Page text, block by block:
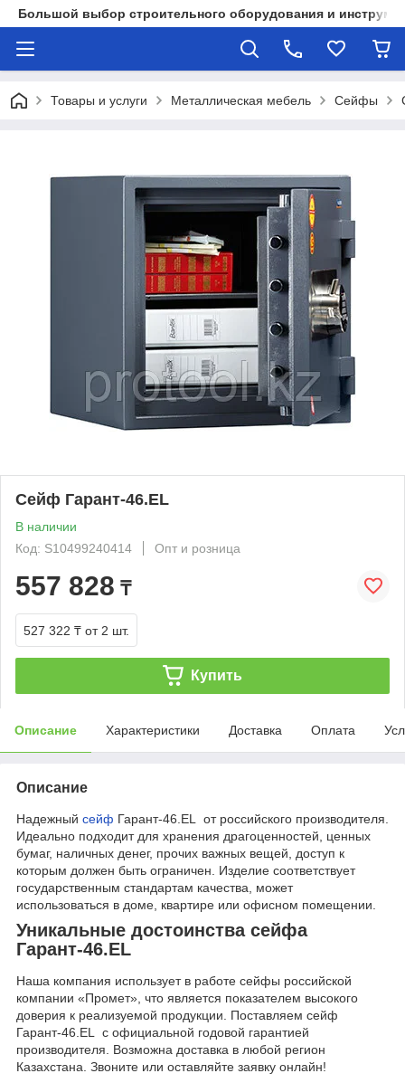
Большой выбор строительного оборудования и
Товары и услуги Металлическая мебель Сейфы
Сейф Гарант-46.EL
В наличии
Код: S10499240414
Опт и розница
557 828 ₸
527 322 ₸ от 2 шт.
Купить
Описание Характеристики Доставка Оплата
Описание
Надежный сейф Гарант-46.EL от российского производителя.
Идеально подходит для хранения драгоценностей, ценных
бумаг, наличных денег, прочих важных вещей, доступ к
которым должен быть ограничен. Изделие соответствует
государственным стандартам качества, может
использоваться в доме, квартире или офисном помещении.
Уникальные достоинства сейфа
Гарант-46.EL
Наша компания использует в работе сейфы российской
компании «Промет», что является показателем высокого
доверия к реализуемой продукции. Поставляем сейф
Гарант-46.EL с официальной годовой гарантией
производителя. Возможна доставка в любой регион
Казахстана. Звоните или оставляйте заявку онлайн!